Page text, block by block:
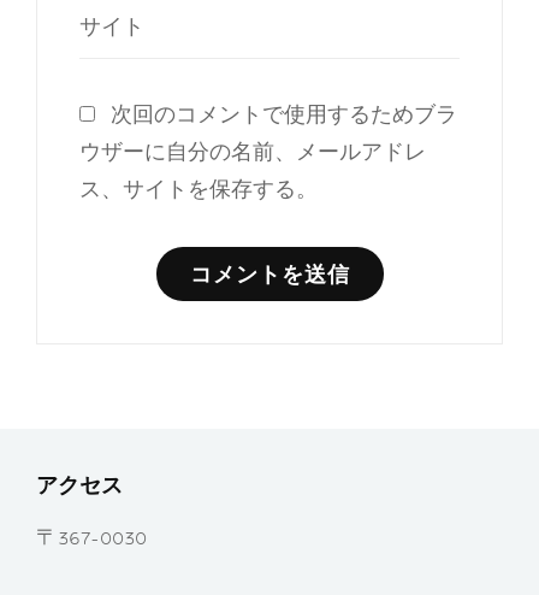
サイト
次回のコメントで使用するためブラ
ウザーに自分の名前、メールアドレ
ス、サイトを保存する。
アクセス
〒367-0030